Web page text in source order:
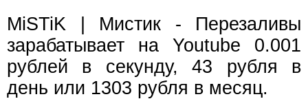
MiSTiK | Мистик - Перезаливы
зарабатывает на Youtube 0.001
рублей в секунду, 43 рубля в
день или 1303 рубля в месяц.